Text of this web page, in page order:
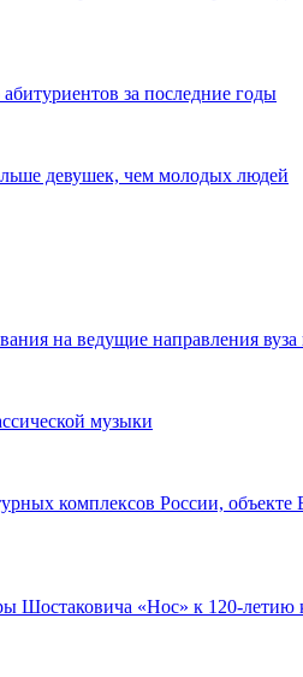
за последние годы
девушек, чем молодых людей
на ведущие направления вуза
музыки
комплексов России,
Шостаковича «Нос» к 120-летию